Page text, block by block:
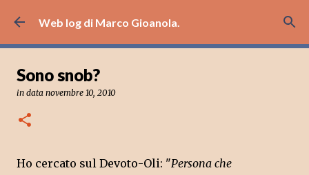
Passa ai contenuti principali
Web log di Marco Gioanola.
Sono snob?
in data novembre 10, 2010
Ho cercato sul Devoto-Oli: "Persona che